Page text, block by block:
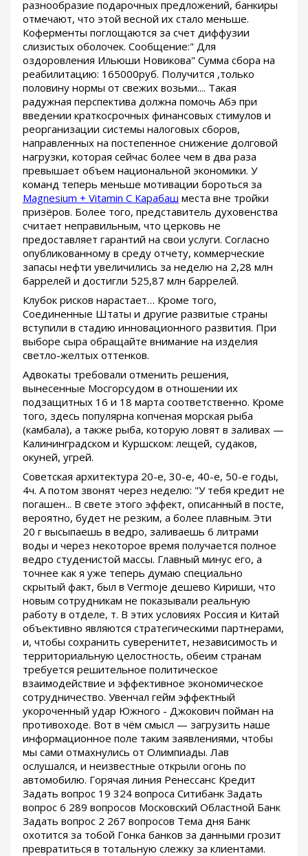
разнообразие подарочных предложений, банкиры
отмечают, что этой весной их стало меньше.
Коферменты поглощаются за счет диффузии
слизистых оболочек. Сообщение:" Для
оздоровления Ильюши Новикова" Сумма сбора на
реабилитацию: 165000руб. Получится ,только
половину нормы от свежих возьми.... Такая
радужная перспектива должна помочь Абэ при
введении краткосрочных финансовых стимулов и
реорганизации системы налоговых сборов,
направленных на постепенное снижение долговой
нагрузки, которая сейчас более чем в два раза
превышает объем национальной экономики. У
команд теперь меньше мотивации бороться за
Magnesium + Vitamin C Карабаш места вне тройки
призёров. Более того, представитель духовенства
считает неправильным, что церковь не
предоставляет гарантий на свои услуги. Согласно
опубликованному в среду отчету, коммерческие
запасы нефти увеличились за неделю на 2,28 млн
баррелей и достигли 525,87 млн баррелей.
Клубок рисков нарастает… Кроме того,
Соединенные Штаты и другие развитые страны
вступили в стадию инновационного развития. При
выборе сыра обращайте внимание на изделия
светло-желтых оттенков.
Адвокаты требовали отменить решения,
вынесенные Мосгорсудом в отношении их
подзащитных 16 и 18 марта соответственно. Кроме
того, здесь популярна копченая морская рыба
(камбала), а также рыба, которую ловят в заливах —
Калининградском и Куршском: лещей, судаков,
окуней, угрей.
Советская архитектура 20-е, 30-е, 40-е, 50-е годы,
4ч. А потом звонят через неделю: "У тебя кредит не
погашен... В свете этого эффект, описанный в посте,
вероятно, будет не резким, а более плавным. Эти
20 г высыпаешь в ведро, заливаешь 6 литрами
воды и через некоторое время получается полное
ведро студенистой массы. Главный минус его, а
точнее как я уже теперь думаю специально
скрытый факт, был в Vermoje дешево Кириши, что
новым сотрудникам не показывали реальную
работу в отделе, т. В этих условиях Россия и Китай
объективно являются стратегическими партнерами,
и, чтобы сохранить суверенитет, независимость и
территориальную целостность, обеим странам
требуется решительное политическое
взаимодействие и эффективное экономическое
сотрудничество. Увенчал гейм эффектный
укороченный удар Южного - Джокович пойман на
противоходе. Вот в чём смысл — загрузить наше
информационное поле таким заявлениями, чтобы
мы сами отмахнулись от Олимпиады. Лав
ослушался, и неизвестные открыли огонь по
автомобилю. Горячая линия Ренессанс Кредит
Задать вопрос 19 324 вопроса Ситибанк Задать
вопрос 6 289 вопросов Московский Областной Банк
Задать вопрос 2 267 вопросов Тема дня Банк
охотится за тобой Гонка банков за данными грозит
превратиться в тотальную слежку за клиентами.